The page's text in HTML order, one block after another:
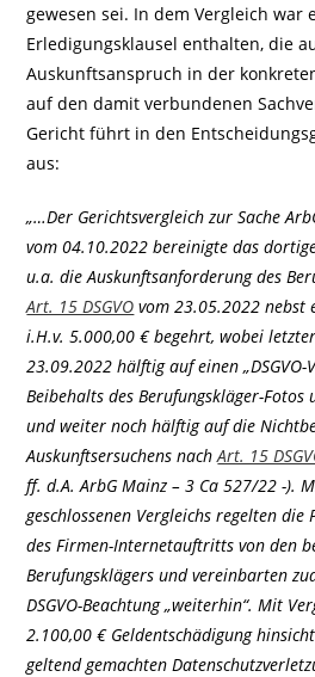
gewesen sei. In dem Vergleich war
Erledigungsklausel enthalten, die
Auskunftsanspruch in der
auf den damit verbundenen
Gericht führt in den
aus:
„…Der Gerichtsvergleich zur Sache
vom 04.10.2022 bereinigte das
u.a. die Auskunftsanforderung des
Art. 15 DSGVO vom 23.05.2022 nebst
i.H.v. 5.000,00 € begehrt, wobei
23.09.2022 hälftig auf einen „DSGVO-
Beibehalts des Berufungskläger-Fotos
und weiter noch hälftig auf die
Auskunftsersuchens nachArt. 15
ff. d.A. ArbG Mainz – 3 Ca 527/22 -).
geschlossenen Vergleichs regelten
des Firmen-Internetauftritts von den
Berufungsklägers und vereinbarten
DSGVO-Beachtung „weiterhin“. Mit
2.100,00 € Geldentschädigung
geltend gemachten